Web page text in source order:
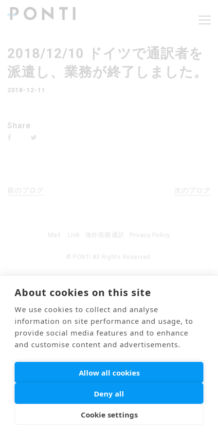
2018/12/10 ドイツで通訳者を
派遣し、業務が終了しました。
2018-12-11
Share
前のブログ 次のブログ
© PONTI All Rights Reserved.
Mail Link 海外医療通訳 Privacy Policy
About cookies on this site
We use cookies to collect and analyse
information on site performance and usage, to
provide social media features and to enhance
and customise content and advertisements.
Allow all cookies
Deny all
Cookie settings